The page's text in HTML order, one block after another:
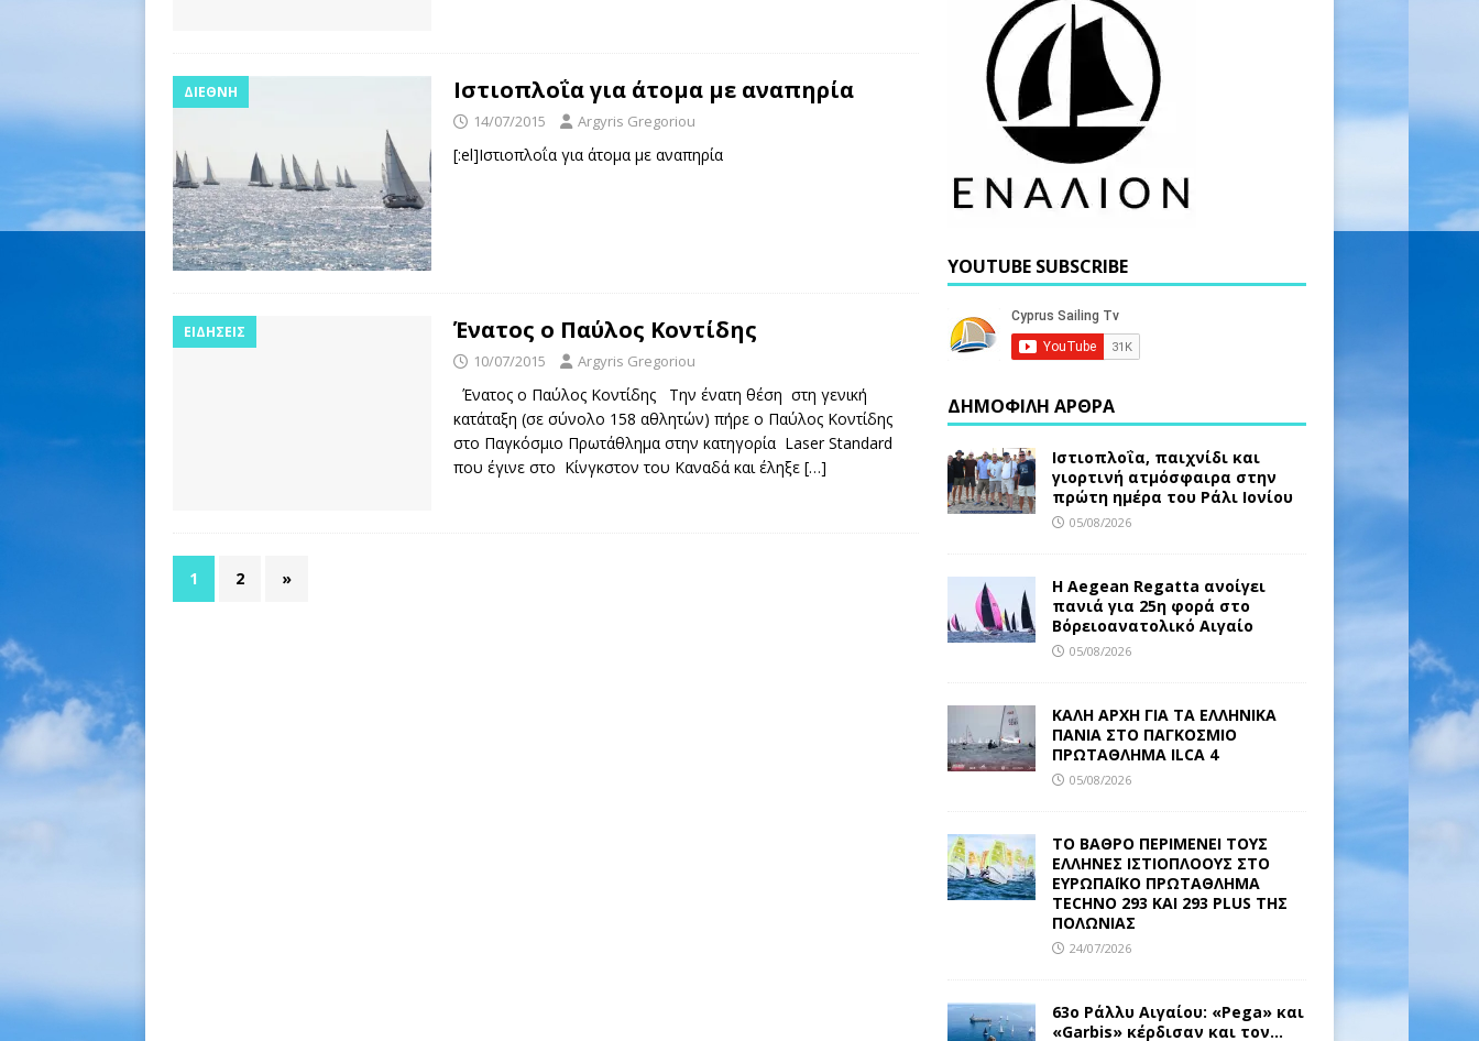
ΔΙΕΘΝΉ Ιστιοπλοΐα για άτομα με αναπηρία
14/07/2015 Argyris Gregoriou
[:el]Ιστιοπλοΐα για άτομα με αναπηρία
ΕΙΔΉΣΕΙΣ Ένατος ο Παύλος Κοντίδης
10/07/2015 Argyris Gregoriou
Ένατος ο Παύλος Κοντίδης Την ένατη θέση στη γενική
κατάταξη (σε σύνολο 158 αθλητών) πήρε ο Παύλος Κοντίδης
στο Παγκόσμιο Πρωτάθλημα στην κατηγορία Laser Standard
που έγινε στο Κίνγκστον του Καναδά και έληξε […]
1 2 »
YOUTUBE SUBSCRIBE
ΔΗΜΟΦΙΛΗ ΑΡΘΡΑ
Ιστιοπλοΐα, παιχνίδι και
γιορτινή ατμόσφαιρα στην
πρώτη ημέρα του Ράλι Ιονίου
05/08/2026
Η Aegean Regatta ανοίγει
πανιά για 25η φορά στο
Βόρειοανατολικό Αιγαίο
05/08/2026
ΚΑΛΗ ΑΡΧΗ ΓΙΑ ΤΑ ΕΛΛΗΝΙΚΑ
ΠΑΝΙΑ ΣΤΟ ΠΑΓΚΟΣΜΙΟ
ΠΡΩΤΑΘΛΗΜΑ ILCA 4
05/08/2026
ΤΟ ΒΑΘΡΟ ΠΕΡΙΜΕΝΕΙ ΤΟΥΣ
ΕΛΛΗΝΕΣ ΙΣΤΙΟΠΛΟΟΥΣ ΣΤΟ
ΕΥΡΩΠΑΪΚΟ ΠΡΩΤΑΘΛΗΜΑ
TECHNO 293 ΚΑΙ 293 PLUS ΤΗΣ
ΠΟΛΩΝΙΑΣ
24/07/2026
63ο Ράλλυ Αιγαίου: «Pega» και
«Garbis» κέρδισαν και τον…